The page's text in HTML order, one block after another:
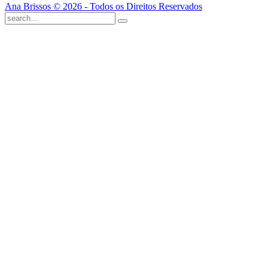
Ana Brissos © 2026 - Todos os Direitos Reservados